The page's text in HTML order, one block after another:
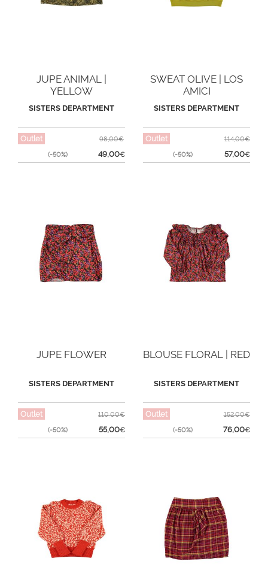
JUPE ANIMAL |
YELLOW
SISTERS DEPARTMENT
Outlet
(-50%)
98,00€
49,00€
SWEAT OLIVE | LOS
AMICI
SISTERS DEPARTMENT
Outlet
(-50%)
114,00€
57,00€
JUPE FLOWER
SISTERS DEPARTMENT
Outlet
(-50%)
110,00€
55,00€
BLOUSE FLORAL | RED
SISTERS DEPARTMENT
Outlet
(-50%)
152,00€
76,00€